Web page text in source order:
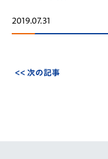
2019.07.31
<< 次の記事